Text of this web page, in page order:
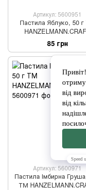
Артикул: 5600951
Пастила Яблуко, 50
85 грн
Артикул: 5600971
Пастила Імбирна
ТМ